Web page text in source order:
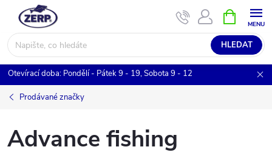
obsah
HLEDAT
NÁKUPNÍ
KOŠÍK
Otevírací doba: Pondělí - Pátek 9 - 19, Sobota 9 - 12
Prodávané značky
Advance fishing